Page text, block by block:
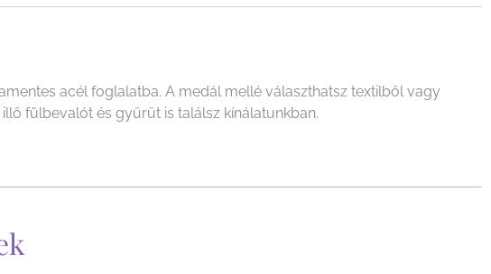
acél foglalatba. A medál mellé választhatsz textilből vagy
fülbevalót és gyűrűt is találsz kínálatunkban.